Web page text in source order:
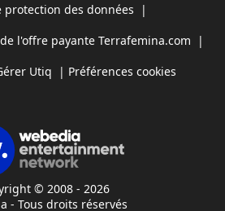
protection des données |
l'offre payante Terrafemina.com |
Utiq | Préférences cookies
© 2008 - 2026
- Tous droits réservés